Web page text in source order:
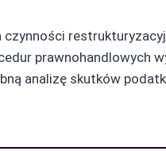
prawnohandlowych
analizę skutków